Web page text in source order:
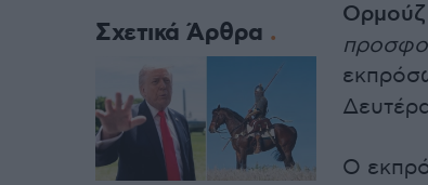
Ορμούζ
Ο
Σχετικά Άρθρα